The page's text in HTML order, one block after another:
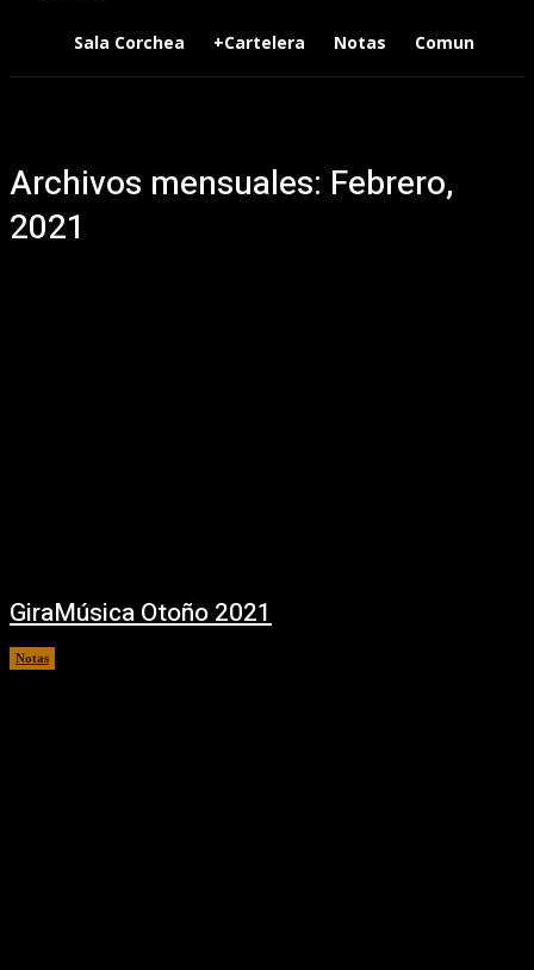
Sala Corchea +Cartelera Notas Comunidad
Archivos mensuales: Febrero,
2021
GiraMúsica Otoño 2021
Notas